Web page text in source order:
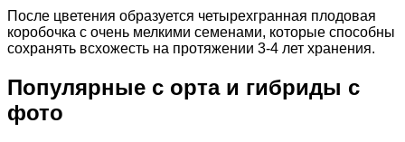
После цветения образуется четырехгранная плодовая
коробочка с очень мелкими семенами, которые способны
сохранять всхожесть на протяжении 3-4 лет хранения.
Популярные с орта и гибриды с
фото